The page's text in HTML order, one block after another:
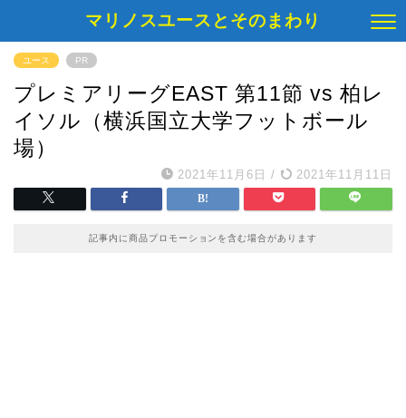
マリノスユースとそのまわり
ユース PR
プレミアリーグEAST 第11節 vs 柏レ
イソル（横浜国立大学フットボール
場）
2021年11月6日 / 2021年11月11日
記事内に商品プロモーションを含む場合があります